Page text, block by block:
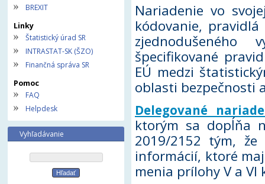
BREXIT
Linky
Štatistický úrad SR
INTRASTAT-SK (ŠZO)
Finančná správa SR
Pomoc
FAQ
Helpdesk
Vyhľadávanie
Nariadenie vo
kódovanie,
zjednodušeného
špecifikované
EÚ medzi
oblasti bezpečnosti
Delegované
ktorým sa dopĺňa
2019/2152 tým,
informácií, ktoré
menia prílohy V a